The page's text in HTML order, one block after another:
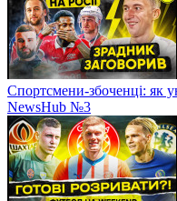
Спортсмени-збоченці: як
NewsHub №3